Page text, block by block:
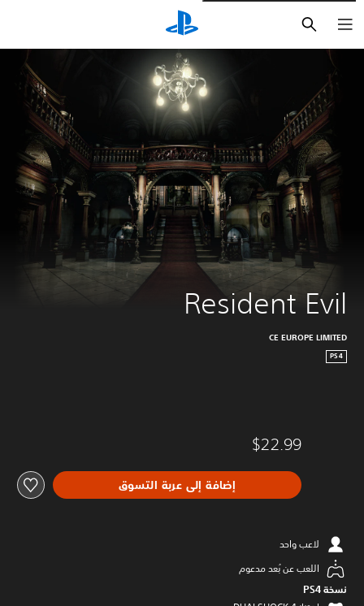
Resident Evil
CE EUROPE LIMITED
PS4
$22.99
إضافة إلى عربة التسوق
لاعب واحد
اللعب عن بُعد مدعوم
نسخة PS4‏